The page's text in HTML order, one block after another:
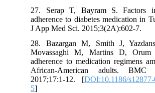
27. Serap T, Bayram S. Factors
adherence to diabetes medication in
J App Med Sci. 2015;3(2A):602-7.
28. Bazargan M, Smith J,
Movassaghi M, Martins D,
adherence to medication regimens
African-American adults. BMC
2017;17:1-12. [DOI:10.1186/
5